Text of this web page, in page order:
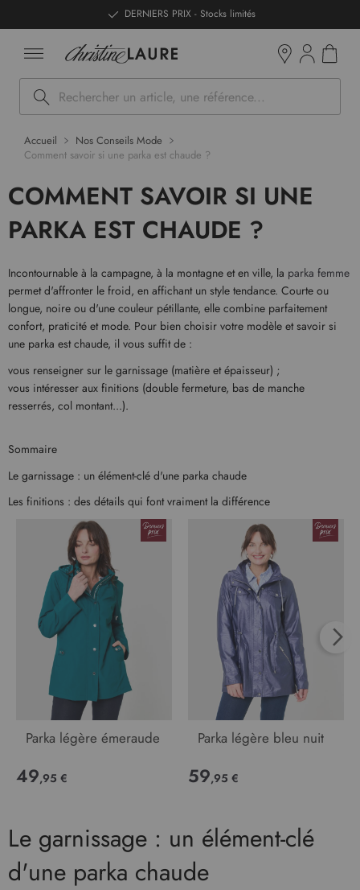
DERNIERS PRIX - Stocks limités
Rechercher
Accueil
Nos Conseils Mode
Comment savoir si une parka est chaude ?
COMMENT SAVOIR SI UNE
PARKA EST CHAUDE ?
Incontournable à la campagne, à la montagne et en ville, la parka femme
permet d'affronter le froid, en affichant un style tendance. Courte ou
longue, noire ou d'une couleur pétillante, elle combine parfaitement
confort, praticité et mode. Pour bien choisir votre modèle et savoir si
une parka est chaude, il vous suffit de :
vous renseigner sur le garnissage (matière et épaisseur) ;
vous intéresser aux finitions (double fermeture, bas de manche
resserrés, col montant...).
Sommaire
Le garnissage : un élément-clé d'une parka chaude
Les finitions : des détails qui font vraiment la différence
Parka légère émeraude
49,95 €
Parka légère bleu nuit
59,95 €
Le garnissage : un élément-clé
d'une parka chaude